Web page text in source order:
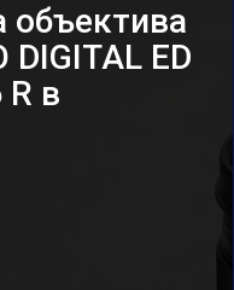
объектива
DIGITAL ED
в